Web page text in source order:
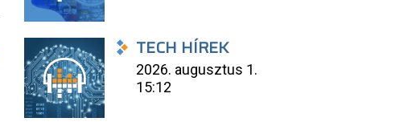
TECH HÍREK
2026. augusztus 1.
15:12